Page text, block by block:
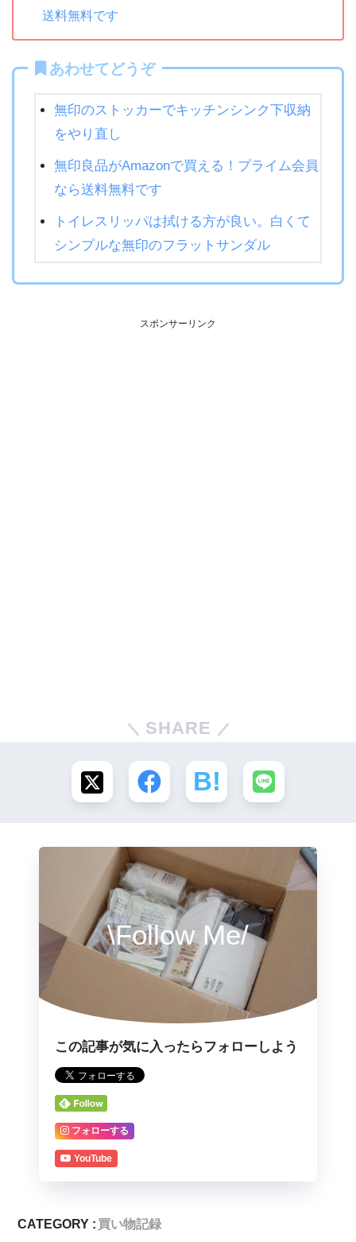
送料無料です
あわせてどうぞ
無印のストッカーでキッチンシンク下収納
をやり直し
無印良品がAmazonで買える！プライム会員
なら送料無料です
トイレスリッパは拭ける方が良い。白くて
シンプルな無印のフラットサンダル
スポンサーリンク
SHARE
\Follow Me/
この記事が気に入ったらフォローしよう
フォローする
YouTube
CATEGORY : 買い物記録